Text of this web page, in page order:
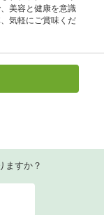
美容と健康を意識
気軽にご賞味くだ
ますか？